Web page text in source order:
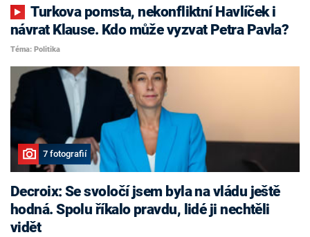
Turkova pomsta, nekonfliktní Havlíček i
návrat Klause. Kdo může vyzvat Petra Pavla?
Téma: Politika
7 fotografií
Decroix: Se svoločí jsem byla na vládu ještě
hodná. Spolu říkalo pravdu, lidé ji nechtěli
vidět